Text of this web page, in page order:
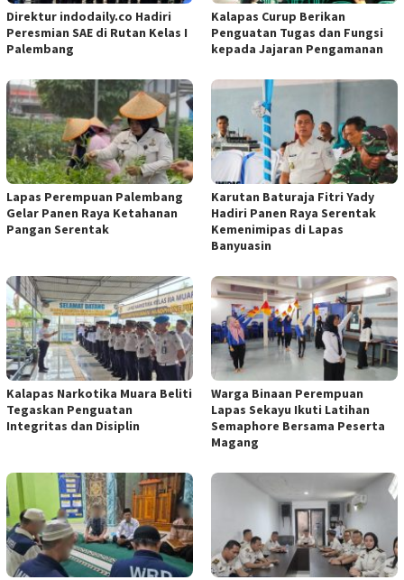
Direktur indodaily.co Hadiri
Peresmian SAE di Rutan Kelas I
Palembang
Kalapas Curup Berikan
Penguatan Tugas dan Fungsi
kepada Jajaran Pengamanan
Lapas Perempuan Palembang
Gelar Panen Raya Ketahanan
Pangan Serentak
Karutan Baturaja Fitri Yady
Hadiri Panen Raya Serentak
Kemenimipas di Lapas
Banyuasin
Kalapas Narkotika Muara Beliti
Tegaskan Penguatan
Integritas dan Disiplin
Warga Binaan Perempuan
Lapas Sekayu Ikuti Latihan
Semaphore Bersama Peserta
Magang